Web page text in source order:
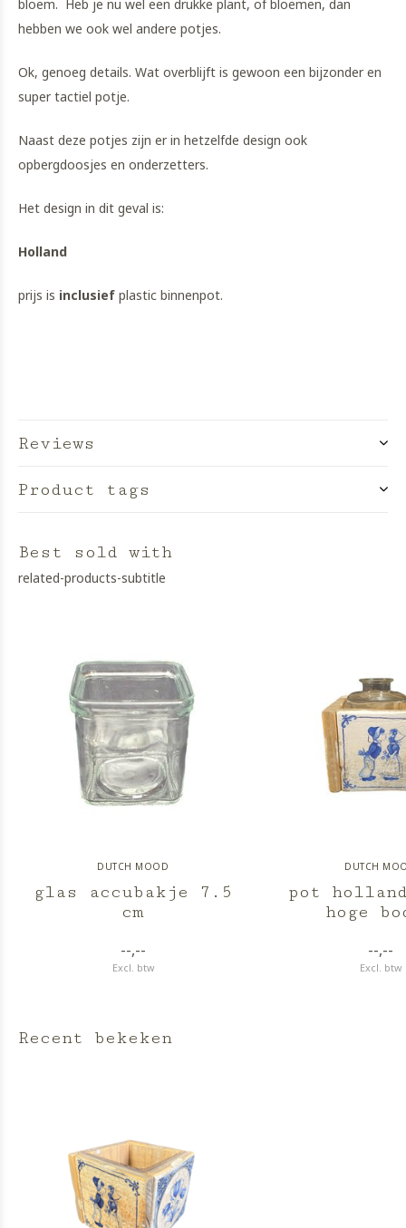
bloem. Heb je nu wel een drukke plant, of bloemen, dan
hebben we ook wel andere potjes.
Ok, genoeg details. Wat overblijft is gewoon een bijzonder en
super tactiel potje.
Naast deze potjes zijn er in hetzelfde design ook
opbergdoosjes en onderzetters.
Het design in dit geval is:
Holland
prijs is inclusief plastic binnenpot.
Reviews
Product tags
Best sold with
related-products-subtitle
DUTCH MOOD
glas accubakje 7.5
cm
--,--
Excl. btw
DUTCH
pot
hoge
--,--
Excl. btw
Recent bekeken